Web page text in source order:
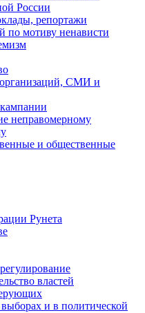
России
репортажи
по мотиву ненависти
СМИ и
неправомерному
и общественные
Рунета
властей
и в политической